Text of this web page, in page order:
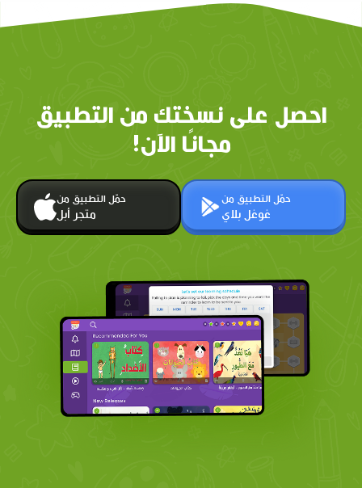
احصل على نسختك من التطبيق
مجانًا الآن!
حمّل التطبيق من
متجر أبل
حمّل التطبيق من
غوغل بلاي